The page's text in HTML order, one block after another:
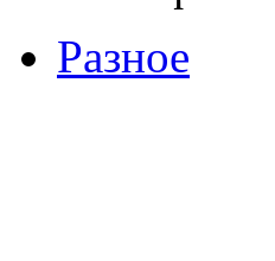
Разное